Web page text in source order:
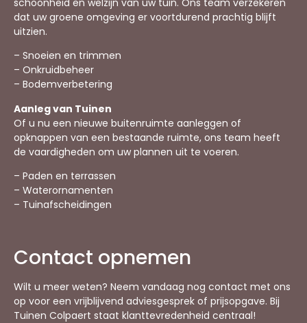
dat uw groene omgeving er voortdurend prachtig blijft
uitzien.
– Snoeien en trimmen
– Onkruidbeheer
– Bodemverbetering
Aanleg van Tuinen
Of u nu een nieuwe buitenruimte aanleggen of
opknappen van een bestaande ruimte, ons team heeft
de vaardigheden om uw plannen uit te voeren.
– Paden en terrassen
– Waterornamenten
– Tuinafscheidingen
Contact opnemen
Wilt u meer weten? Neem vandaag nog contact met ons
op voor een vrijblijvend adviesgesprek of prijsopgave. Bij
Tuinen Colpaert staat klanttevredenheid centraal!